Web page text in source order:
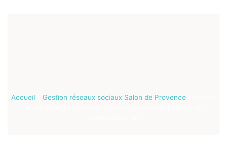
Accueil Gestion réseaux sociaux Salon de Provence